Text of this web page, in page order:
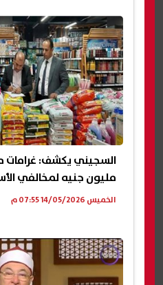
مليون جنيه لمخالفي
الخميس 14/05/2026 07:55 م